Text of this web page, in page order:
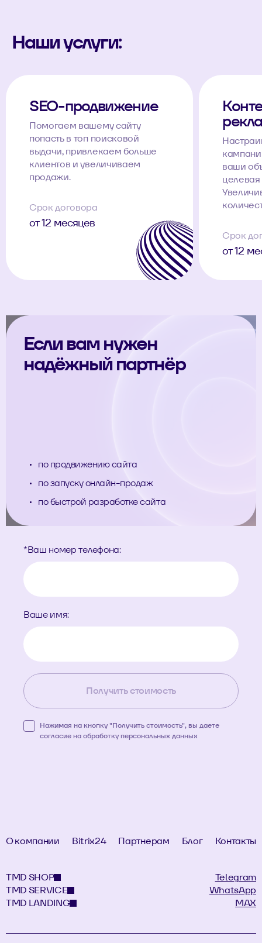
Наши услуги:
SEO-продвижение
Помогаем вашему сайту
попасть в топ поисковой
выдачи, привлекаем больше
клиентов и увеличиваем
продажи.
Срок договора
от 12 месяцев
ваши
целевая
Срок
от 12
Если вам нужен
надёжный партнёр
по продвижению сайта
по запуску онлайн-продаж
по быстрой разработке сайта
*Ваш номер телефона:
Ваше имя:
Получить стоимость
Нажимая на кнопку "Получить стоимость", вы даете
согласие на обработку персональных данных
О компании Bitrix24 Партнерам Блог Контакты
TMD SHOP
TMD SERVICE
TMD LANDING
Telegram
WhatsApp
MAX